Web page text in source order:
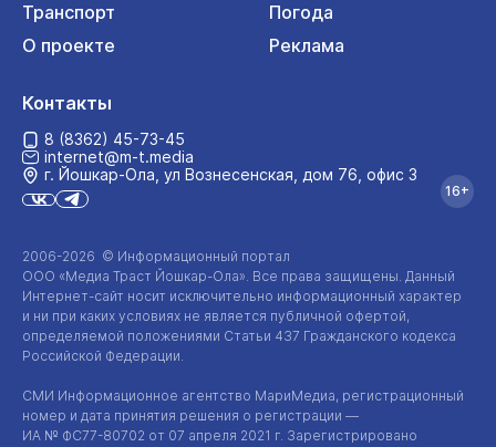
Транспорт
Погода
О проекте
Реклама
2006-2026 © Информационный портал
ООО «Медиа Траст Йошкар-Ола». Все права защищены. Данный
Интернет-сайт носит исключительно информационный характер
и ни при каких условиях не является публичной офертой,
определяемой положениями Статьи 437 Гражданского кодекса
Российской Федерации.
СМИ Информационное агентство МариМедиа, регистрационный
номер и дата принятия решения о регистрации —
ИА № ФС77-80702 от 07 апреля 2021 г. Зарегистрировано
Контакты
8 (8362) 45-73-45
internet@m-t.media
г. Йошкар‑Ола, ул Вознесенская, дом 76, офис 3
16+